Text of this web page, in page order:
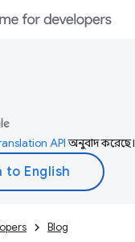
APIঅনুবাদ করেছে।
Blog